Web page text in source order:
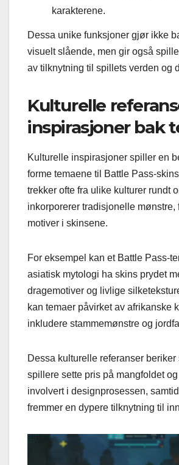
karakterene.
Dessa unike funksjoner gjør ikke
visuelt slående, men gir også
av tilknytning til spillets verden og
Kulturelle
inspirasjoner bak
Kulturelle inspirasjoner spiller en
forme temaene til Battle Pass-
trekker ofte fra ulike kulturer rundt
inkorporerer tradisjonelle mønstre,
motiver i skinsene.
For eksempel kan et Battle Pass-
asiatisk mytologi ha skins prydet
dragemotiver og livlige
kan temaer påvirket av afrikanske
inkludere stammemønstre og
Dessa kulturelle referanser
spillere sette pris på mangfoldet
involvert i designprosessen,
fremmer en dypere tilknytning til